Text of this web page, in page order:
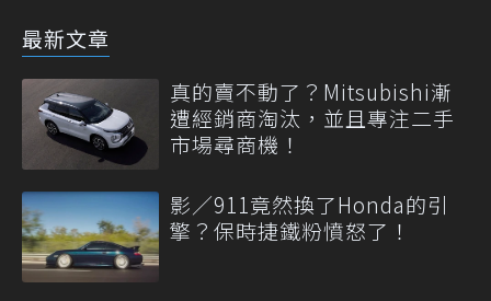
最新文章
真的賣不動了？Mitsubishi漸
遭經銷商淘汰，並且專注二手
市場尋商機！
影／911竟然換了Honda的引
擎？保時捷鐵粉憤怒了！